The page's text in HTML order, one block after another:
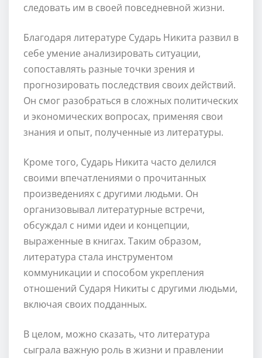
следовать им в своей повседневной жизни.
Благодаря литературе Сударь Никита развил в
себе умение анализировать ситуации,
сопоставлять разные точки зрения и
прогнозировать последствия своих действий.
Он смог разобраться в сложных политических
и экономических вопросах, применяя свои
знания и опыт, полученные из литературы.
Кроме того, Сударь Никита часто делился
своими впечатлениями о прочитанных
произведениях с другими людьми. Он
организовывал литературные встречи,
обсуждал с ними идеи и концепции,
выраженные в книгах. Таким образом,
литература стала инструментом
коммуникации и способом укрепления
отношений Сударя Никиты с другими людьми,
включая своих подданных.
В целом, можно сказать, что литература
сыграла важную роль в жизни и правлении